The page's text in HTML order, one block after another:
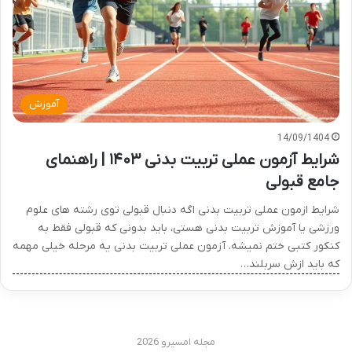
آموزش
14/09/1404
شرایط آزمون عملی تربیت بدنی ۱۴۰۳ | راهنمای
جامع قبولی
شرایط ازمون عملی تربیت بدنی اگه دنبال قبولی توی رشته های علوم
ورزشی یا آموزش تربیت بدنی هستی، باید بدونی که قبولی فقط به
کنکور کتبی ختم نمیشه. آزمون عملی تربیت بدنی یه مرحله خیلی مهمه
که باید ازش سربلند…
مجله امسیرو 2026